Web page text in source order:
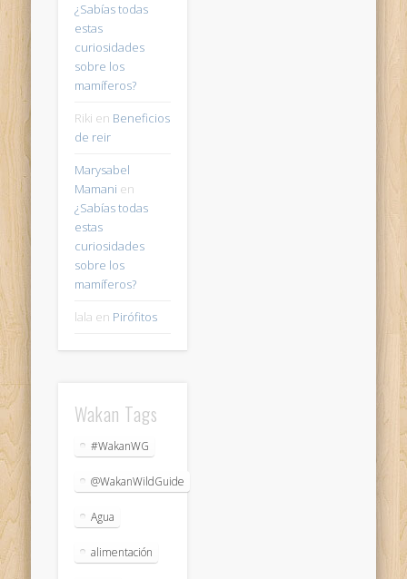
¿Sabías todas
estas
curiosidades
sobre los
mamíferos?
Riki en Beneficios
de reir
Marysabel
Mamani en
¿Sabías todas
estas
curiosidades
sobre los
mamíferos?
lala en Pirófitos
Wakan Tags
#WakanWG
@WakanWildGuide
Agua
alimentación